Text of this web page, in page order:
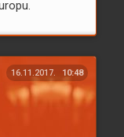
16.11.2017. 10:48